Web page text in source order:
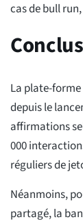
cas de bull
La plate-
depuis le
affirmations
000
réguliers de
Néanmoins,
partagé, la